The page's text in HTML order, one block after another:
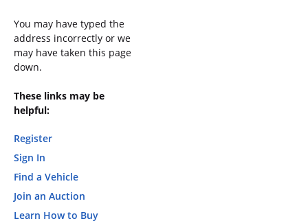
You may have typed the
address incorrectly or we
may have taken this page
down.
These links may be
helpful:
Register
Sign In
Find a Vehicle
Join an Auction
Learn How to Buy